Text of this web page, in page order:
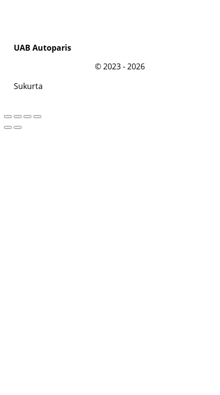
UAB Autoparis
©2023 - 2026
Sukurta